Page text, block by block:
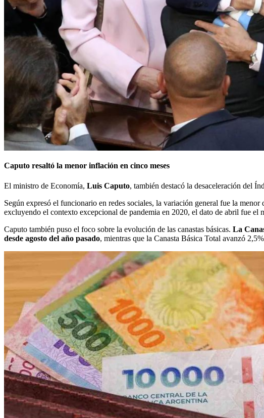
Caputo resaltó la menor inflación en cinco meses
El ministro de Economía, Luis Caputo, también destacó la desaceleración del
Según expresó el funcionario en redes sociales, la variación general fue la
excluyendo el contexto excepcional de pandemia en 2020, el dato de abril fue el
Caputo también puso el foco sobre la evolución de las canastas básicas. La
desde agosto del año pasado, mientras que la Canasta Básica Total avanzó